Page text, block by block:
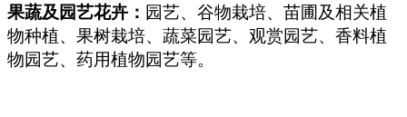
果蔬及园艺花卉： 园艺、谷物栽培、苗圃及相关植
物种植、果树栽培、蔬菜园艺、观赏园艺、香料植
物园艺、药用植物园艺等。